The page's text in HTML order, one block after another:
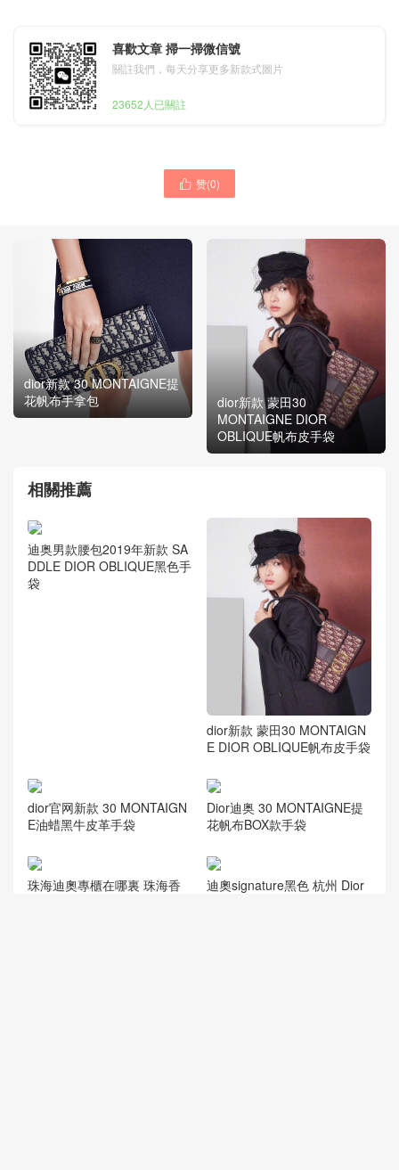
喜歡文章 掃一掃微信號
關註我們，每天分享更多新款式圖片
23652人已關註
 赞(0)
dior新款 30 MONTAIGNE提
花帆布手拿包
dior新款 蒙田30
MONTAIGNE DIOR
OBLIQUE帆布皮手袋
相關推薦
DDLE DIOR OBLIQUE黑色手
袋
dior新款 蒙田30 MONTAIGN
E DIOR OBLIQUE帆布皮手袋
dior官网新款 30 MONTAIGN
E油蜡黑牛皮革手袋